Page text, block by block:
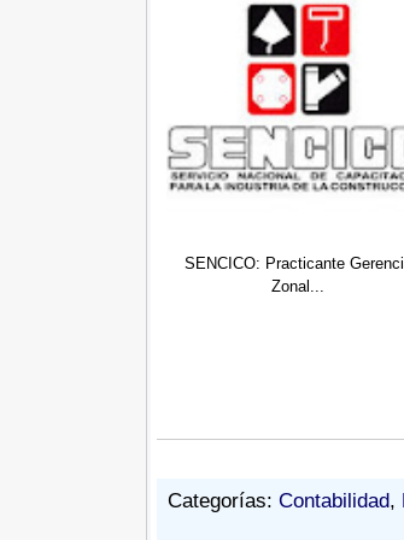
Gobierno Regional De Tacna:
Practic...
Categorías: Contabilidad,